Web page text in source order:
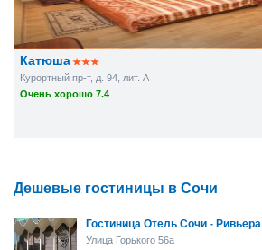
Катюша
Курортный пр-т, д. 94, лит. А
Очень хорошо 7.4
Дешевые гостиницы в Сочи
Гостиница Отель Сочи - Ривьера
Улица Горького 56а